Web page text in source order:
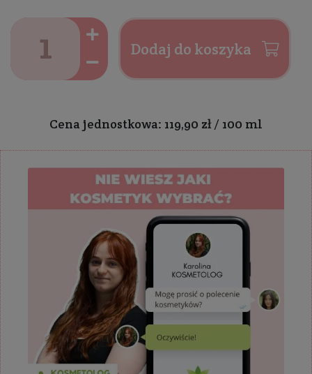
Dodaj do koszyka
Cena jednostkowa: 119,90 zł / 100 ml